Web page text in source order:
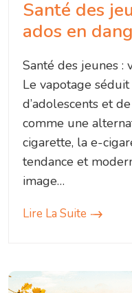
Santé des
ados en
Santé des jeunes :
Le vapotage
d’adolescents et
comme une
cigarette, la e-
tendance et
image…
Lire La Suite